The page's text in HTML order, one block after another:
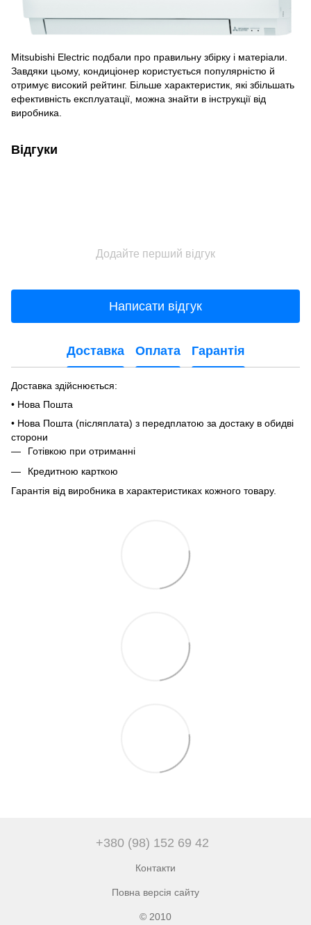
Mitsubishi Electric подбали про правильну збірку і матеріали.
Завдяки цьому, кондиціонер користується популярністю й
отримує високий рейтинг. Більше характеристик, які збільшать
ефективність експлуатації, можна знайти в інструкції від
виробника.
Відгуки
Додайте перший відгук
Написати відгук
Доставка Оплата Гарантія
Доставка здійснюється:
• Нова Пошта
• Нова Пошта (післяплата) з передплатою за достаку в обидві
сторони
Готівкою при отриманні
Кредитною карткою
Гарантія від виробника в характеристиках кожного товару.
+380 (98) 152 69 42
Контакти
Повна версія сайту
© 2010